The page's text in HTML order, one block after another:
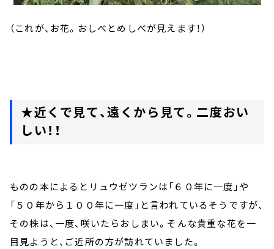
（これが、お花。おしべとめしべが見えます！）
★近くで見て、遠くから見て。二度おい
しい！！
ものの本によるとリュウゼツランは「６０年に一度」や
「５０年から１００年に一度」と言われているそうですが、
その株は、一度、咲いたらおしまい。そんな貴重な花を一
目見ようと、ご近所の方が訪れていました。